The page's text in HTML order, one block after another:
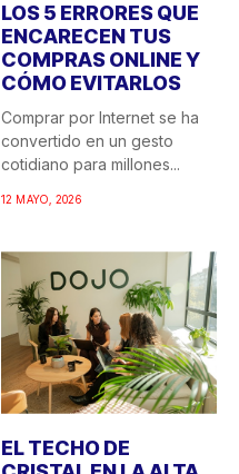
LOS 5 ERRORES QUE
ENCARECEN TUS
COMPRAS ONLINE Y
CÓMO EVITARLOS
Comprar por Internet se ha
convertido en un gesto
cotidiano para millones...
12 MAYO, 2026
EL TECHO DE